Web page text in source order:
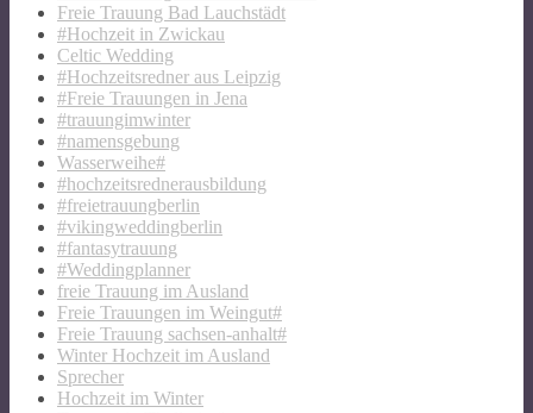
Freie Trauung Bad Lauchstädt
#Hochzeit in Zwickau
Celtic Wedding
#Hochzeitsredner aus Leipzig
#Freie Trauungen in Jena
#trauungimwinter
#namensgebung
Wasserweihe#
#hochzeitsrednerausbildung
#freietrauungberlin
#vikingweddingberlin
#fantasytrauung
#Weddingplanner
freie Trauung im Ausland
Freie Trauungen im Weingut#
Freie Trauung sachsen-anhalt#
Winter Hochzeit im Ausland
Sprecher
Hochzeit im Winter